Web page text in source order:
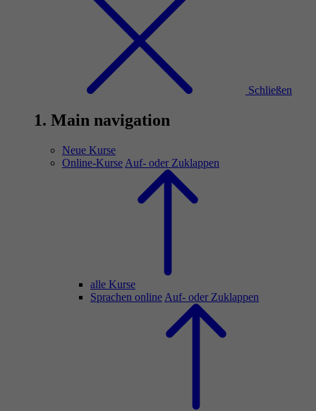
Schließen
1. Main navigation
Neue Kurse
Online-Kurse Auf- oder Zuklappen
alle Kurse
Sprachen online Auf- oder Zuklappen